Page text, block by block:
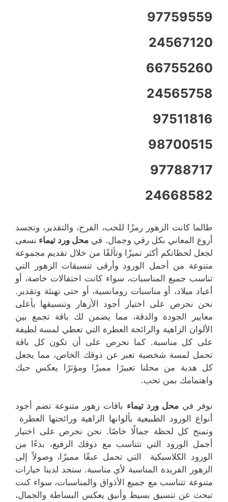
97759559
24567120
66755260
24565758
97511816
98700515
97788717
24668582
طالما كانت الزهور رمزًا للحب، الفرح، والتقدير، وتجسد
أروع المعاني بكل رقي وجمال. في محل ورد تيماء نسعى
لجعل لحظاتكم أكثر تميزًا وتألقًا من خلال تقديم مجموعة
متنوعة من أجمل الورود وأرقى تنسيقات الزهور التي
تناسب جميع المناسبات، سواء كانت احتفالات خاصة، أو
أعياد ميلاد، أو مناسبات رومانسية، أو حتى تهنئة وتقدير.
نحن نحرص على اختيار أجود الأزهار وتنسيقها بأعلى
معايير الجودة والدقة، مما يضمن لك باقة تجمع بين
الألوان الزاهية والرائحة العطرة التي تعطي لمسة لطيفة
على كل مناسبة. كما نحرص على أن تكون كل باقة
تحمل لمسة شخصية تعبر عن ذوقك الخاص، مما يجعل
كل هدية من محلنا تعبيرًا مميزًا ومؤثرًا يعكس حبك
واهتمامك بمن تحب.
نوفر فيمحل ورد تيماء باقات زهور متنوعة تضم أجود
أنواع الورود الطبيعية بألوانها الزاهية ورائحتها العطرة
وتمنح كل لحظة جمالًا خاصًا. نحن نحرص على اختيار
أجمل الورود التي تتناسب مع ذوقك الرفيع، بدءًا من
الورود الكلاسيكية التي تحمل عبقًا مميزًا، وصولاً إلى
الزهور الفريدة المناسبة لأي مناسبة. ستجد لدينا خيارات
متنوعة تتناسب مع جميع الأذواق والمناسبات، سواء كنت
تبحث عن تنسيق بسيط وأنيق يعكس البساطة والجمال،